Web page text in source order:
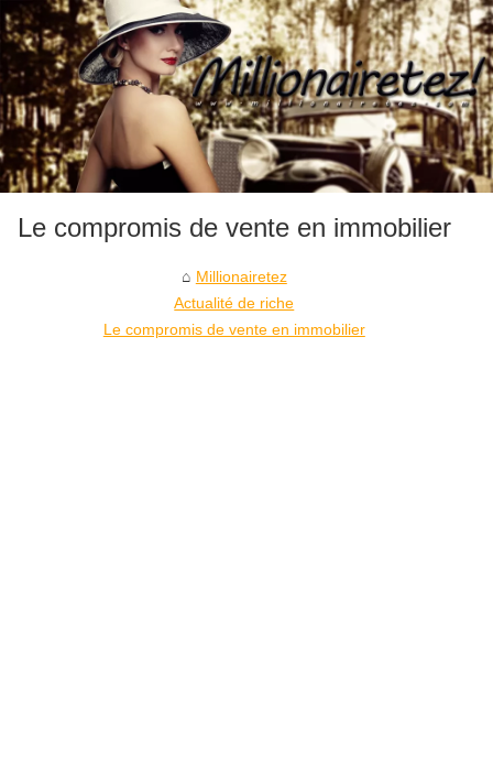
Le compromis de vente en immobilier
Millionairetez
Actualité de riche
Le compromis de vente en immobilier